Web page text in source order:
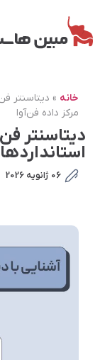
خانه » دیتاسنتر
مرکز داده فن‌آوا
دیتاسنتر
06 ژانویه 2026